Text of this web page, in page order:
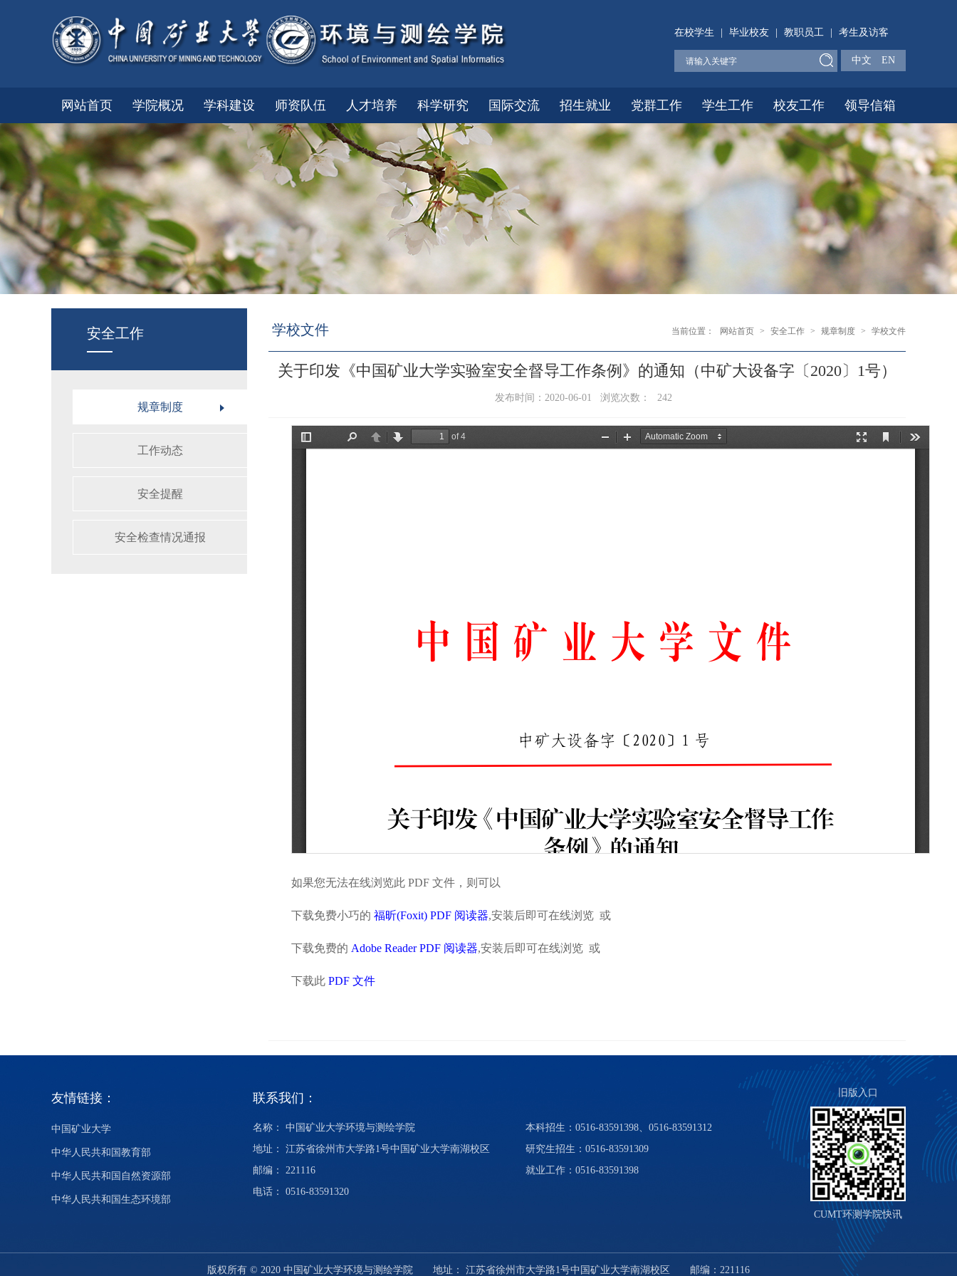
在校学生 毕业校友 教职员工 考生及访客
中文 EN
网站首页 学院概况 学科建设 师资队伍 人才培养 科学研究 国际交流 招生就业 党群工作 学生工作 校友工作 领导信箱
安全工作
规章制度
工作动态
安全提醒
安全检查情况通报
当前位置： 网站首页 > 安全工作 > 规章制度 > 学校文件
学校文件
关于印发《中国矿业大学实验室安全督导工作条例》的通知（中矿大设备字〔2020〕1号）
发布时间：2020-06-01 浏览次数： 242
如果您无法在线浏览此 PDF 文件，则可以
下载免费小巧的 福昕(Foxit) PDF 阅读器,安装后即可在线浏览 或
下载免费的 Adobe Reader PDF 阅读器,安装后即可在线浏览 或
下载此 PDF 文件
友情链接：
中国矿业大学
中华人民共和国教育部
中华人民共和国自然资源部
中华人民共和国生态环境部
联系我们：
名称： 中国矿业大学环境与测绘学院
地址： 江苏省徐州市大学路1号中国矿业大学南湖校区
邮编： 221116
电话： 0516-83591320
本科招生：0516-83591398、0516-83591312
研究生招生：0516-83591309
就业工作：0516-83591398
旧版入口
CUMT环测学院快讯
版权所有 © 2020 中国矿业大学环境与测绘学院 地址： 江苏省徐州市大学路1号中国矿业大学南湖校区 邮编：221116